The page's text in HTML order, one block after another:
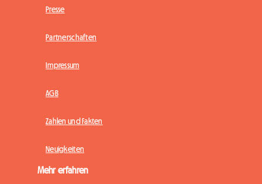
Presse
Partnerschaften
Impressum
AGB
Zahlen und Fakten
Neuigkeiten
Mehr erfahren